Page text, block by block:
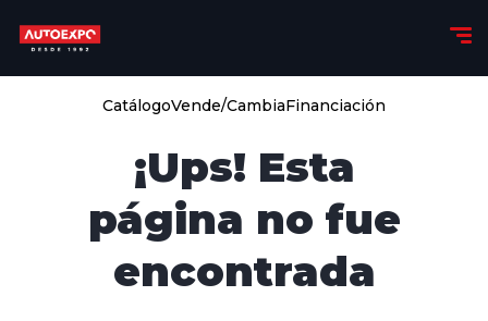
CatálogoVende/CambiaFinanciación
¡Ups! Esta
página no fue
encontrada